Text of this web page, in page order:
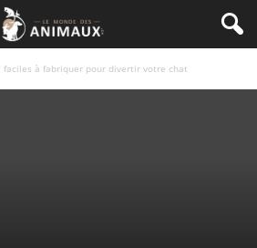
faciles à fabriquer pour divertir votre chat